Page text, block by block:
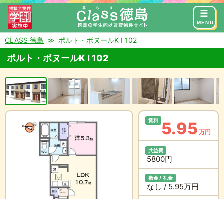
MENU
来店予約 お問い合わせ
CLASS 徳島 ポルト・ボヌールK I 102
ポルト・ボヌールK I 102
賃料 5.95 万円
共益費
5800円
敷金 / 礼金
なし / 5.95万円